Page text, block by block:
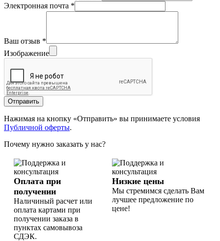
Электронная почта *
Ваш отзыв *
Изображение
Отправить
Нажимая на кнопку «Отправить» вы принимаете условия
Публичной оферты.
Почему нужно заказать у нас?
Оплата при
получении
Наличиный расчет или
оплата картами при
получении заказа в
пунктах самовывоза
СДЭК.
Низкие цены
Мы стремимся сделать Вам
лучшее предложение по
цене!